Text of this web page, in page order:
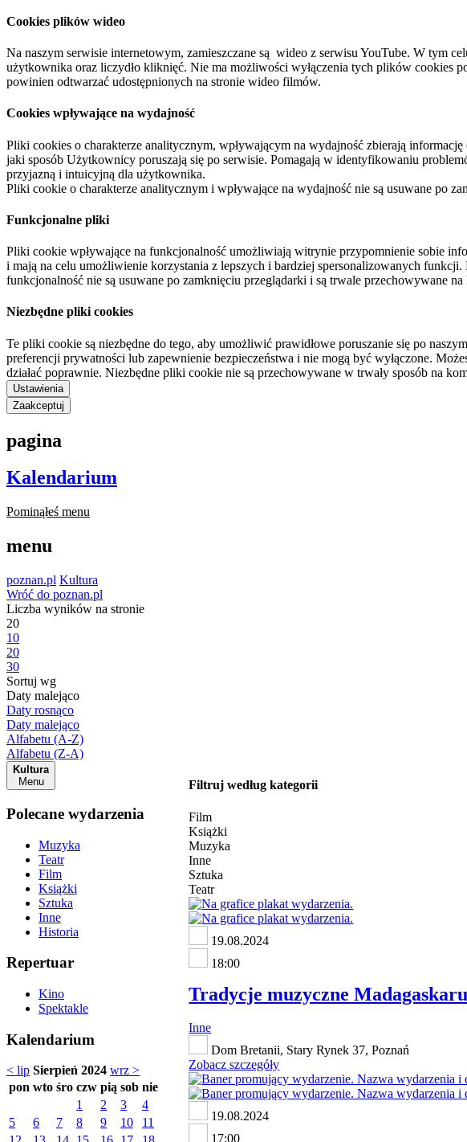
Cookies plików wideo
Na naszym serwisie internetowym, zamieszczane są wideo z serwisu YouTube. W tym
użytkownika oraz liczydło kliknięć. Nie ma możliwości wyłączenia tych plików cookies
powinien odtwarzać udostępnionych na stronie wideo filmów.
Cookies wpływające na wydajność
Pliki cookies o charakterze analitycznym, wpływającym na wydajność zbierają
jaki sposób Użytkownicy poruszają się po serwisie. Pomagają w identyfikowaniu
przyjazną i intuicyjną dla użytkownika.
Pliki cookie o charakterze analitycznym i wpływające na wydajność nie są usuwane po
Funkcjonalne pliki
Pliki cookie wpływające na funkcjonalność umożliwiają witrynie przypomnienie sobie
i mają na celu umożliwienie korzystania z lepszych i bardziej spersonalizowanych
funkcjonalność nie są usuwane po zamknięciu przeglądarki i są trwale przechowywane
Niezbędne pliki cookies
Te pliki cookie są niezbędne do tego, aby umożliwić prawidłowe poruszanie się po
preferencji prywatności lub zapewnienie bezpieczeństwa i nie mogą być wyłączone.
działać poprawnie. Niezbędne pliki cookie nie są przechowywane w trwały sposób na
Ustawienia
Zaakceptuj
pagina
Kalendarium
Pominąłeś menu
menu
poznan.pl Kultura
Wróć do poznan.pl
Liczba wyników na stronie
20
10
20
30
Sortuj wg
Daty malejąco
Daty rosnąco
Daty malejąco
Alfabetu (A-Z)
Alfabetu (Z-A)
Kultura
Menu
Polecane wydarzenia
Muzyka
Teatr
Film
Książki
Sztuka
Inne
Historia
Repertuar
Kino
Spektakle
Kalendarium
< lip Sierpień 2024 wrz >
pon wto śro czw pią sob nie
1
2 3
4
5
6 7 8 9 10
11
Filtruj według kategorii
Film
Książki
Muzyka
Inne
Sztuka
Teatr
19.08.2024
18:00
Tradycje muzyczne
Inne
Dom Bretanii, Stary Rynek 37, Poznań
Zobacz szczegóły
19.08.2024
17:00